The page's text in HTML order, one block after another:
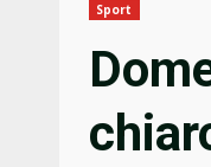
Sport